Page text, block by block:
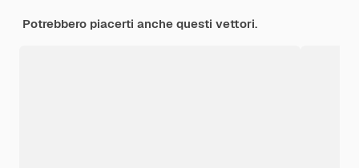
Potrebbero piacerti anche questi vettori.